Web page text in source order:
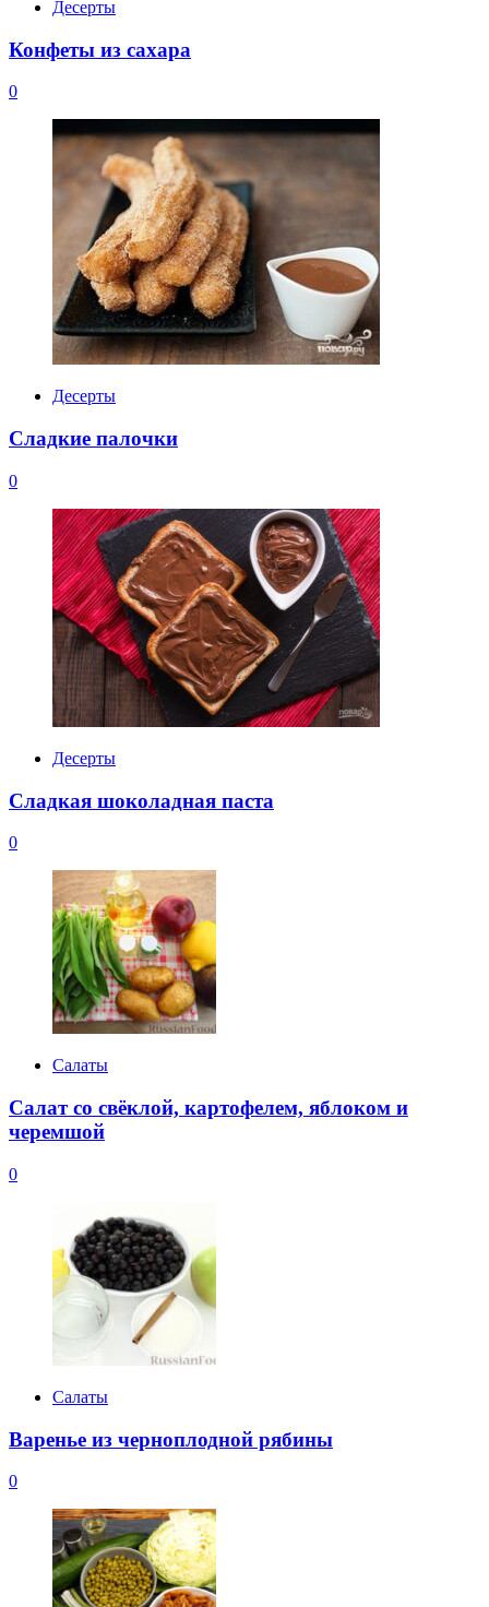
Десерты
Конфеты из сахара
0
Десерты
Сладкие палочки
0
Десерты
Сладкая шоколадная паста
0
Салаты
Салат со свёклой, картофелем, яблоком и
черемшой
0
Салаты
Варенье из черноплодной рябины
0